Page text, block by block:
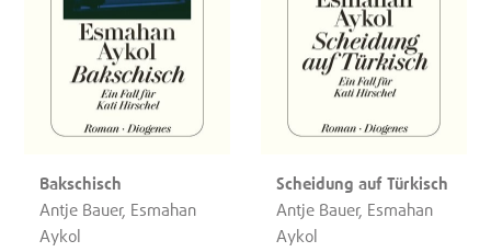
Bakschisch
Antje Bauer, Esmahan
Aykol
Scheidung auf Türkisch
Antje Bauer, Esmahan
Aykol